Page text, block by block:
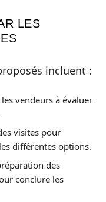
LES
incluent :
vendeurs à évaluer
visites pour
différentes options.
des
conclure les